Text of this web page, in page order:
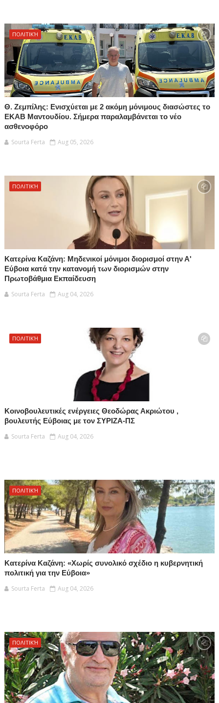
ΠΟΛΙΤΙΚΉ
Θ. Ζεμπίλης: Ενισχύεται με 2 ακόμη μόνιμους διασώστες το
ΕΚΑΒ Μαντουδίου. Σήμερα παραλαμβάνεται το νέο
ασθενοφόρο
Sourta Ferta
Aug 05, 2026
ΠΟΛΙΤΙΚΉ
Κατερίνα Καζάνη: Μηδενικοί μόνιμοι διορισμοί στην Α'
Εύβοια κατά την κατανομή των διορισμών στην
Πρωτοβάθμια Εκπαίδευση
Sourta Ferta
Aug 04, 2026
ΠΟΛΙΤΙΚΉ
Κοινοβουλευτικές ενέργειες Θεοδώρας Ακριώτου ,
βουλευτής Εύβοιας με τον ΣΥΡΙΖΑ-ΠΣ
Sourta Ferta
Aug 04, 2026
ΠΟΛΙΤΙΚΉ
Κατερίνα Καζάνη: «Χωρίς συνολικό σχέδιο η κυβερνητική
πολιτική για την Εύβοια»
Sourta Ferta
Aug 04, 2026
ΠΟΛΙΤΙΚΉ